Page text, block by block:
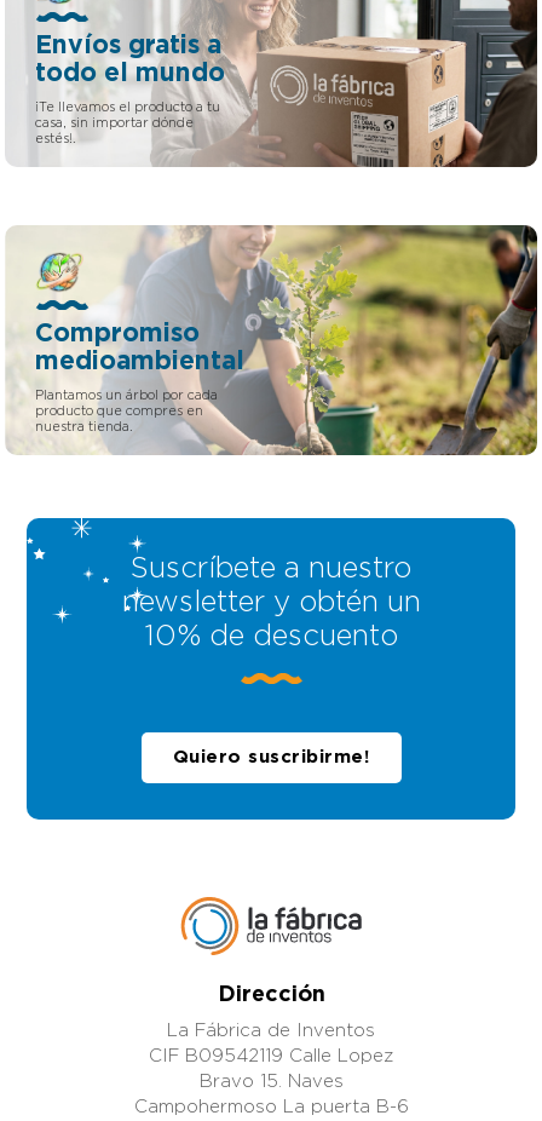
patentes. LLÁMANOS
Envíos gratis a
todo el mundo
¡Te llevamos el producto a tu
casa, sin importar dónde
estés!.
Compromiso
medioambiental
Plantamos un árbol por cada
producto que compres en
nuestra tienda.
Suscríbete a nuestro
newsletter y obtén un
10% de descuento
Quiero suscribirme!
Dirección
La Fábrica de Inventos
CIF B09542119 Calle Lopez
Bravo 15. Naves
Campohermoso La puerta B-6